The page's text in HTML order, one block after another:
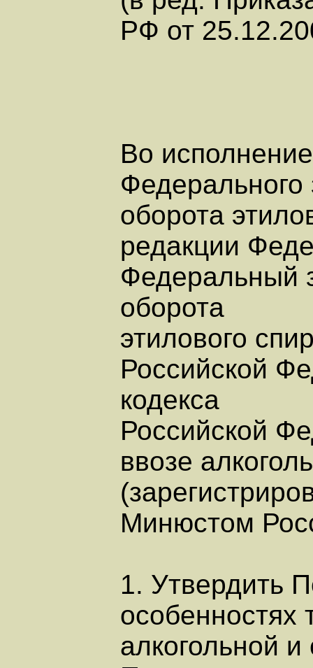
РФ от
Во
Федерального
оборота
редакции
Федеральный
оборота
этилового
Российской
кодекса
Российской
ввозе
Минюстом
1. Утвердить
особенностях
алкогольной